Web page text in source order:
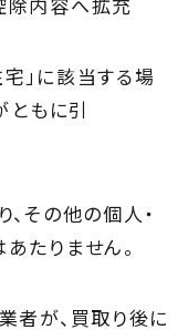
」に該当する場
ともに引
その他の個人・
たりません。
者が、買取り後に